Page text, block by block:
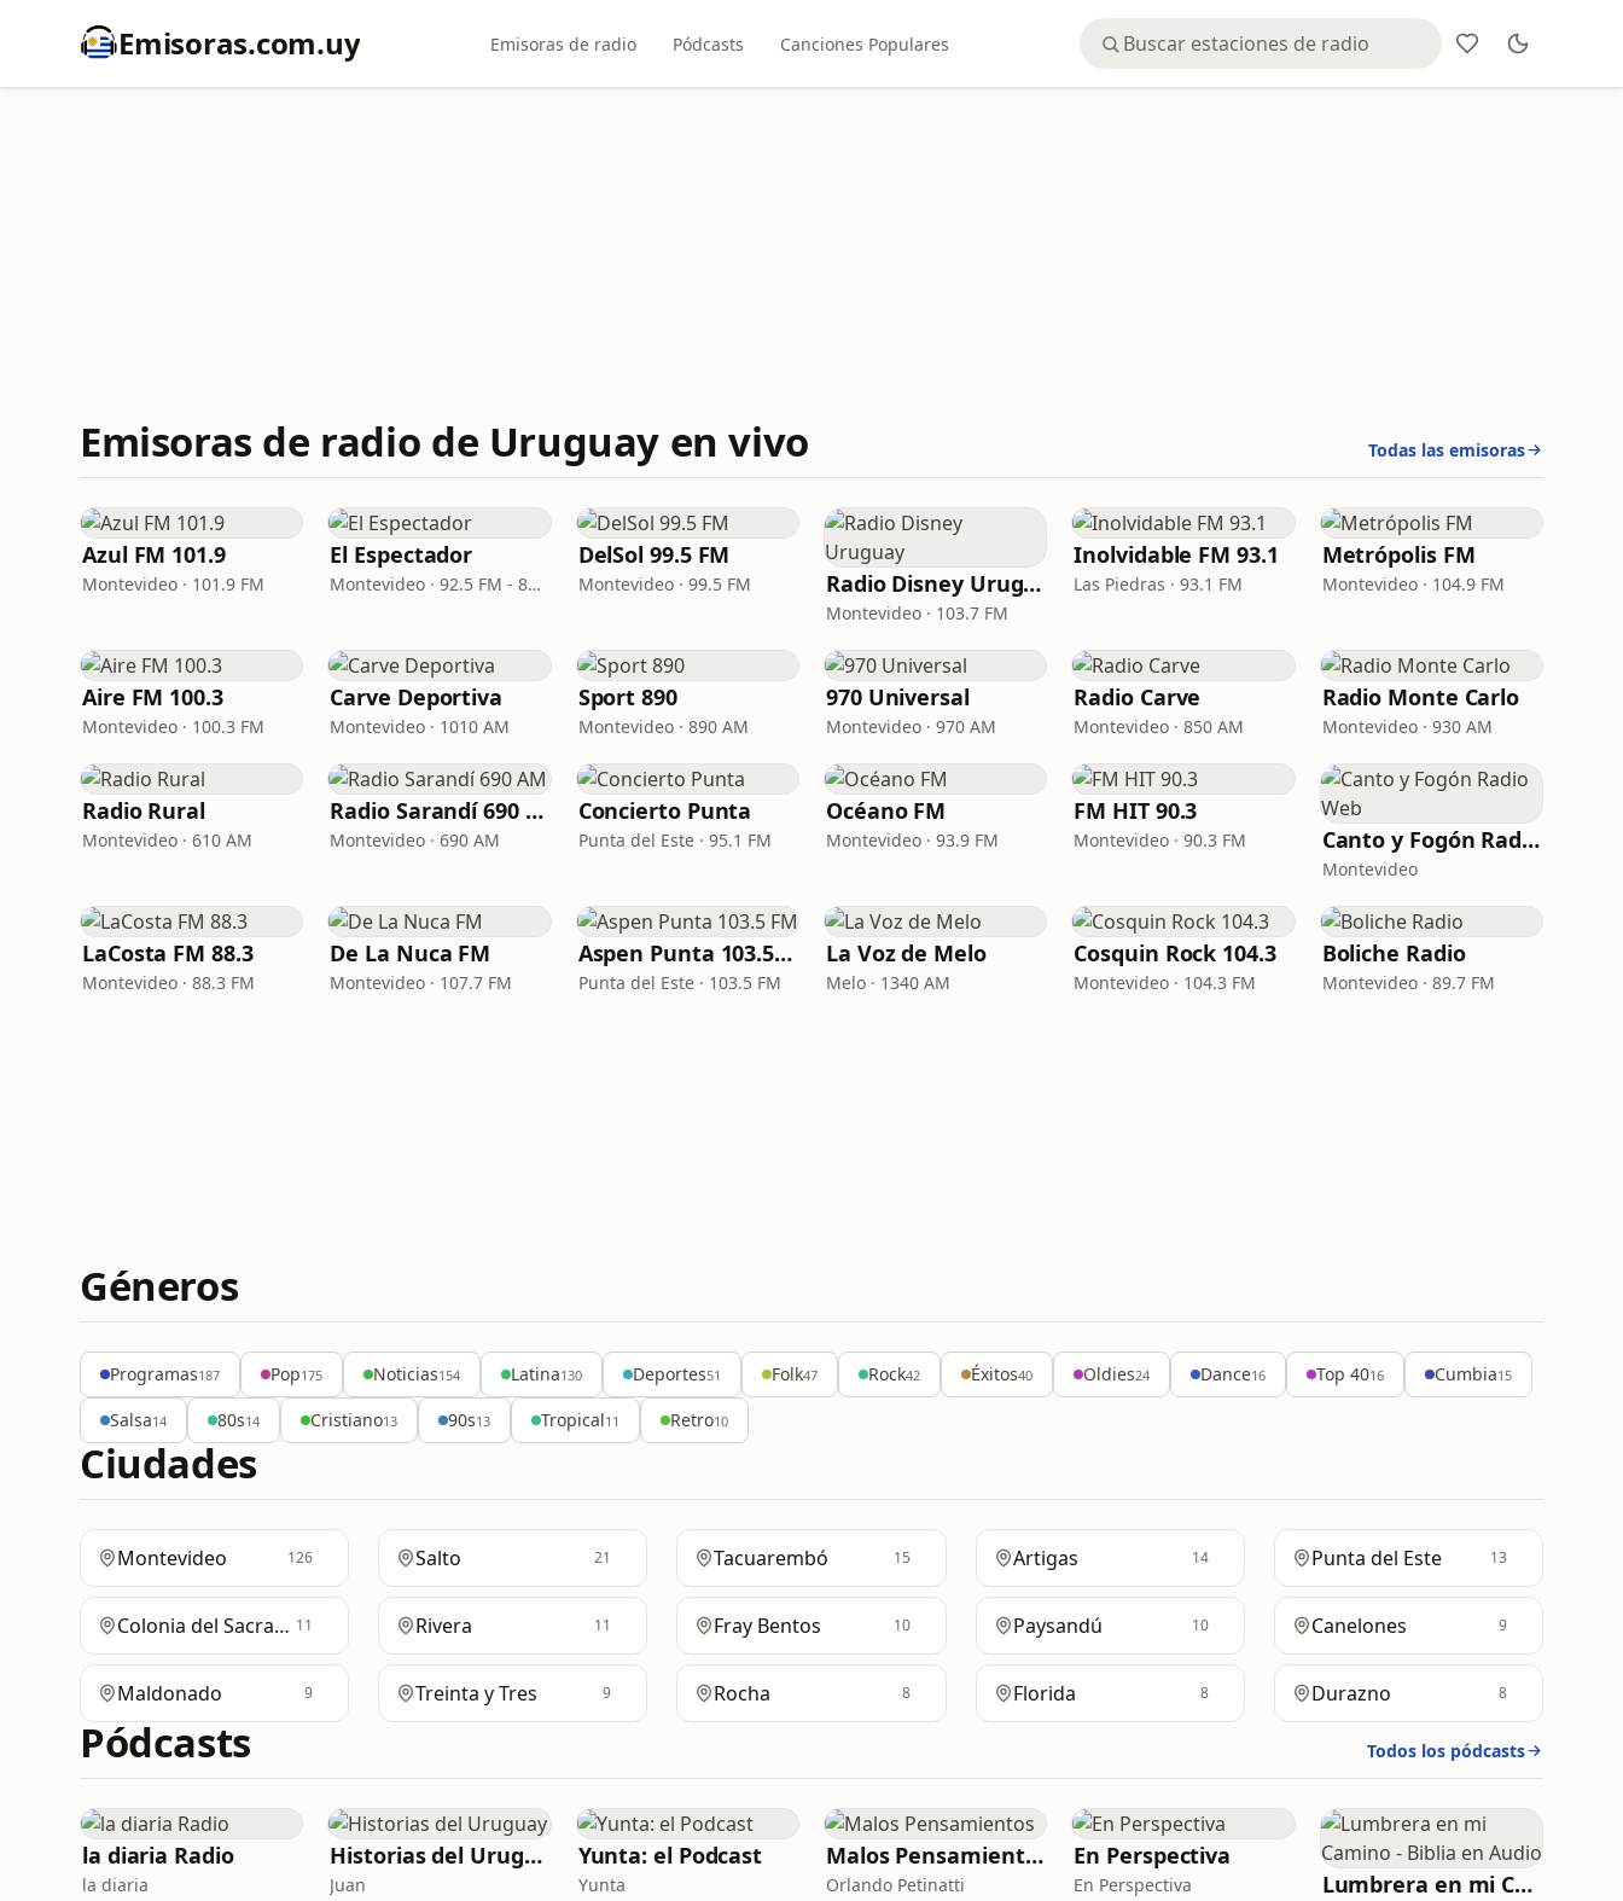
Emisoras.com.uy Emisoras de radio Pódcasts Canciones Populares
Emisoras de radio de Uruguay en vivo Todas las emisoras
Azul FM 101.9
Montevideo · 101.9 FM
El Espectador
Montevideo · 92.5 FM - 810 AM
DelSol 99.5 FM
Montevideo · 99.5 FM Radio Disney Uruguay
Montevideo · 103.7 FM
Inolvidable FM 93.1
Las Piedras · 93.1 FM
Metrópolis FM
Montevideo · 104.9 FM
Aire FM 100.3
Montevideo · 100.3 FM
Carve Deportiva
Montevideo · 1010 AM
Sport 890
Montevideo · 890 AM
970 Universal
Montevideo · 970 AM
Radio Carve
Montevideo · 850 AM
Radio Monte Carlo
Montevideo · 930 AM
Radio Rural
Montevideo · 610 AM
Radio Sarandí 690 AM
Montevideo · 690 AM
Concierto Punta
Punta del Este · 95.1 FM
Océano FM
Montevideo · 93.9 FM
FM HIT 90.3
Montevideo · 90.3 FM Canto y Fogón Radio Web
Montevideo
LaCosta FM 88.3
Montevideo · 88.3 FM
De La Nuca FM
Montevideo · 107.7 FM
Aspen Punta 103.5 FM
Punta del Este · 103.5 FM
La Voz de Melo
Melo · 1340 AM
Cosquin Rock 104.3
Montevideo · 104.3 FM
Boliche Radio
Montevideo · 89.7 FM
Géneros
Programas187 Pop175 Noticias154 Latina130 Deportes51 Folk47 Rock42 Éxitos40 Oldies24 Dance16 Top 4016 Cumbia15
Salsa14 80s14 Cristiano13 90s13 Tropical11 Retro10
Ciudades
Montevideo 126 Salto 21 Tacuarembó 15 Artigas 14 Punta del Este 13
Colonia del Sacramento 11 Rivera 11 Fray Bentos 10 Paysandú 10 Canelones 9
Maldonado 9 Treinta y Tres 9 Rocha 8 Florida 8 Durazno 8
Pódcasts Todos los pódcasts
la diaria Radio
la diaria
Historias del Uruguay
Juan
Yunta: el Podcast
Yunta
Malos Pensamientos
Orlando Petinatti
En Perspectiva
En Perspectiva Lumbrera en mi Camino - Biblia en Audio